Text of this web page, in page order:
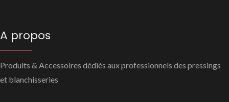
A propos
Produits & Accessoires dédiés aux professionnels des pressings
et blanchisseries